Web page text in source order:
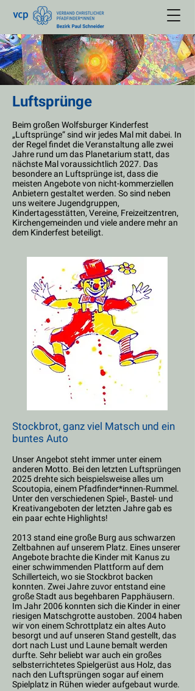
Luftsprünge
Beim großen Wolfsburger Kinderfest
„Luftsprünge“ sind wir jedes Mal mit dabei. In
der Regel findet die Veranstaltung alle zwei
Jahre rund um das Planetarium statt, das
nächste Mal voraussichtlich 2027. Das
besondere an Luftsprünge ist, dass die
meisten Angebote von nicht-kommerziellen
Anbietern gestaltet werden. So sind neben
uns weitere Jugendgruppen,
Kindertagesstätten, Vereine, Freizeitzentren,
Kirchengemeinden und viele andere mehr an
dem Kinderfest beteiligt.
Stockbrot, ganz viel Matsch und ein
buntes Auto
Unser Angebot steht immer unter einem
anderen Motto. Bei den letzten Luftsprüngen
2025 drehte sich beispielsweise alles um
Scoutopia, einem Pfadfinder*innen-Rummel.
Unter den verschiedenen Spiel-, Bastel- und
Kreativangeboten der letzten Jahre gab es
ein paar echte Highlights!
2013 stand eine große Burg aus schwarzen
Zeltbahnen auf unserem Platz. Eines unserer
Angebote brachte die Kinder mit Kanus zu
einer schwimmenden Plattform auf dem
Schillerteich, wo sie Stockbrot backen
konnten. Zwei Jahre zuvor entstand eine
große Stadt aus begehbaren Papphäusern.
Im Jahr 2006 konnten sich die Kinder in einer
riesigen Matschgrotte austoben. 2004 haben
wir von einem Schrottplatz ein altes Auto
besorgt und auf unseren Stand gestellt, das
dort nach Lust und Laune bemalt werden
durfte. Sehr beliebt war auch ein großes
selbsterrichtetes Spielgerüst aus Holz, das
nach den Luftsprüngen sogar auf einem
Spielplatz in Rühen wieder aufgebaut wurde.